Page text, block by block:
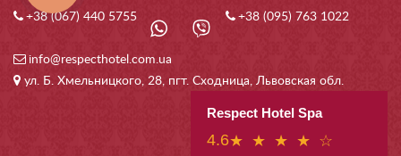
+38 (067) 440 5755 +38 (095) 763 1022
info@respecthotel.com.ua
ул. Б. Хмельницкого, 28, пгт. Сходница, Львовская обл.
Respect Hotel Spa
4.6★ ★ ★ ★ ☆